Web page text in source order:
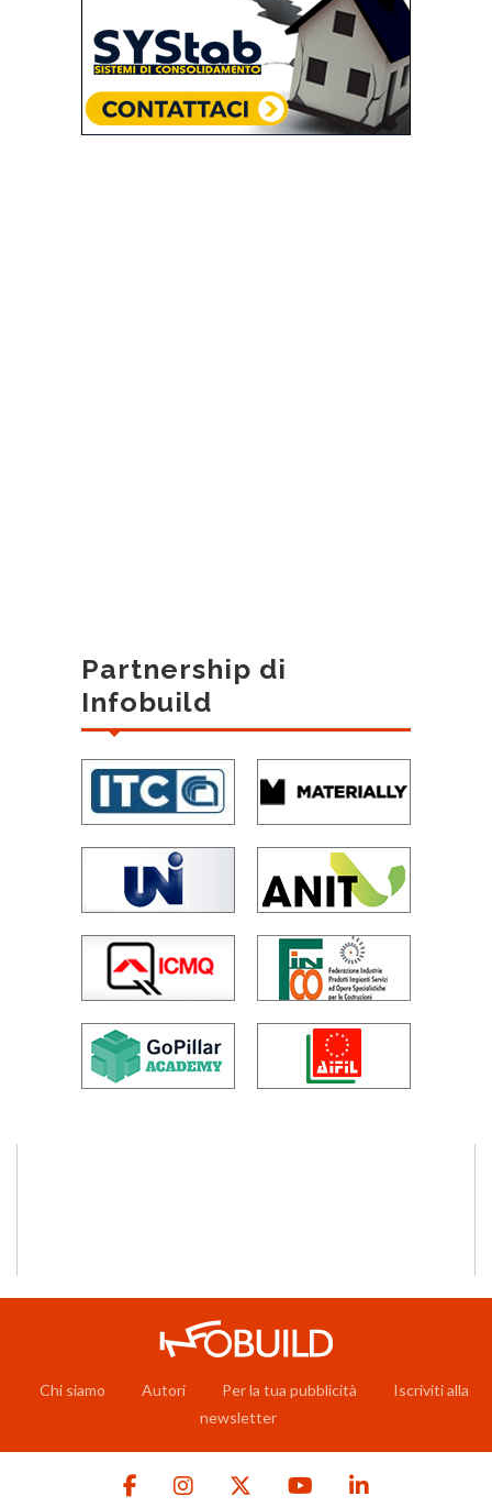
Partnership di
Infobuild
Chi siamo Autori Per la tua pubblicità
Iscriviti alla
newsletter